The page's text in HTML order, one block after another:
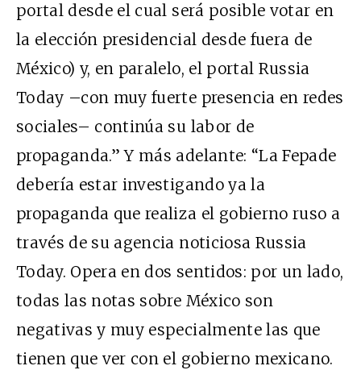
portal desde el cual será posible votar en
la elección presidencial desde fuera de
México) y, en paralelo, el portal Russia
Today –con muy fuerte presencia en redes
sociales– continúa su labor de
propaganda.” Y más adelante: “La Fepade
debería estar investigando ya la
propaganda que realiza el gobierno ruso a
través de su agencia noticiosa Russia
Today. Opera en dos sentidos: por un lado,
todas las notas sobre México son
negativas y muy especialmente las que
tienen que ver con el gobierno mexicano.